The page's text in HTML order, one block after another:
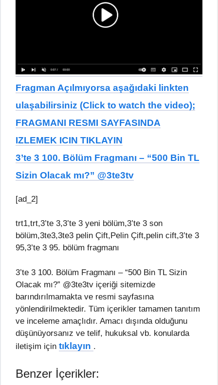
Fragman Açılmıyorsa aşağıdaki linkten
ulaşabilirsiniz (Click to watch the video);
FRAGMANI RESMI SAYFASINDA
IZLEMEK ICIN TIKLAYIN
3’te 3 100. Bölüm Fragmanı – “500 Bin TL
Sizin Olacak mı?” @3te3tv
[ad_2]
trt1,trt,3’te 3,3’te 3 yeni bölüm,3’te 3 son
bölüm,3te3,3te3 pelin Çift,Pelin Çift,pelin cift,3’te 3
95,3’te 3 95. bölüm fragmanı
3’te 3 100. Bölüm Fragmanı – “500 Bin TL Sizin
Olacak mı?” @3te3tv içeriği sitemizde
barındırılmamakta ve resmi sayfasına
yönlendirilmektedir. Tüm içerikler tamamen tanıtım
ve inceleme amaçlıdır. Amacı dışında olduğunu
düşünüyorsanız ve telif, hukuksal vb. konularda
iletişim için tıklayın .
Benzer İçerikler: